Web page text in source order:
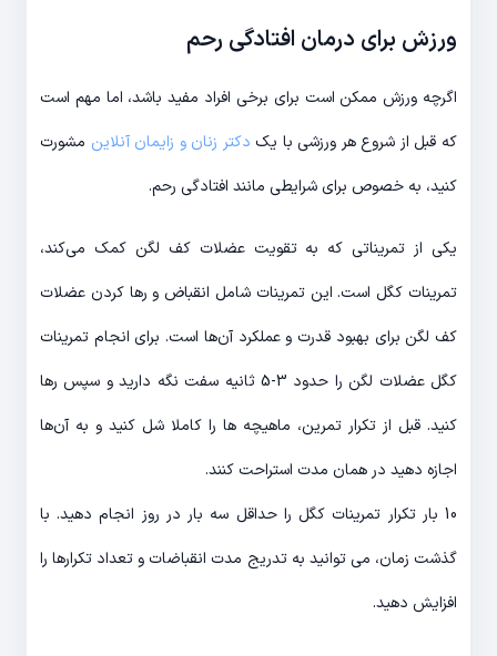
ورزش برای درمان افتادگی رحم
اگرچه ورزش ممکن است برای برخی افراد مفید باشد، اما مهم است
که قبل از شروع هر ورزشی با یک دکتر زنان و زایمان آنلاین مشورت
کنید، به خصوص برای شرایطی مانند افتادگی رحم.
یکی از تمریناتی که به تقویت عضلات کف لگن کمک می‌کند،
تمرینات کگل است. این تمرینات شامل انقباض و رها کردن عضلات
کف لگن برای بهبود قدرت و عملکرد آن‌ها است. برای انجام تمرینات
کگل عضلات لگن را حدود 3-5 ثانیه سفت نگه دارید و سپس رها
کنید. قبل از تکرار تمرین، ماهیچه ها را کاملا شل کنید و به آن‌ها
اجازه دهید در همان مدت استراحت کنند.
10 بار تکرار تمرینات کگل را حداقل سه بار در روز انجام دهید. با
گذشت زمان، می توانید به تدریج مدت انقباضات و تعداد تکرارها را
افزایش دهید.